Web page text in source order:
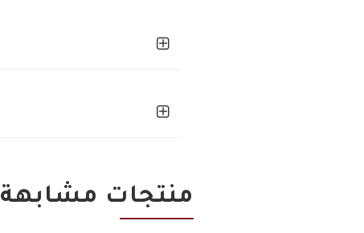
منتجات مشابهة